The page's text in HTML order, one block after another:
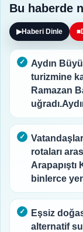
Bu haberde
▶Haberi Dinle ■
Aydın
turizmine
Ramazan
rotaları
binlerce
Eşsiz
alternatif